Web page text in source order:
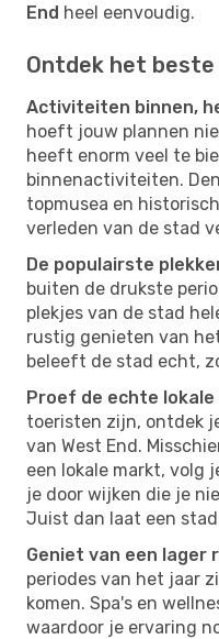
End heel eenvoudig.
Ontdek het beste
Activiteiten binnen,
hoeft jouw plannen
heeft enorm veel te
binnenactiviteiten.
topmusea en
verleden van de stad
De populairste
buiten de drukste
plekjes van de stad
rustig genieten van
beleeft de stad echt,
Proef de echte
toeristen zijn, ontdek
van West End.
een lokale markt, volg
je door wijken die je
Juist dan laat een
Geniet van een lager
periodes van het jaar
komen. Spa's en
waardoor je ervaring